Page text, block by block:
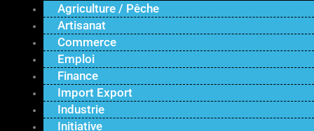
Agriculture / Pêche
Artisanat
Commerce
Emploi
Finance
Import Export
Industrie
Initiative